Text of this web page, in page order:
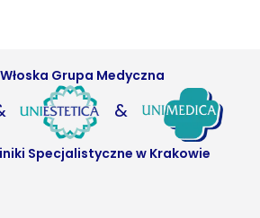
Grupa Medyczna
&
Specjalistyczne w Krakowie